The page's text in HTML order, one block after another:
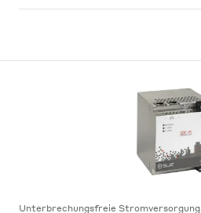
Unterbrechungsfreie Stromversorgung